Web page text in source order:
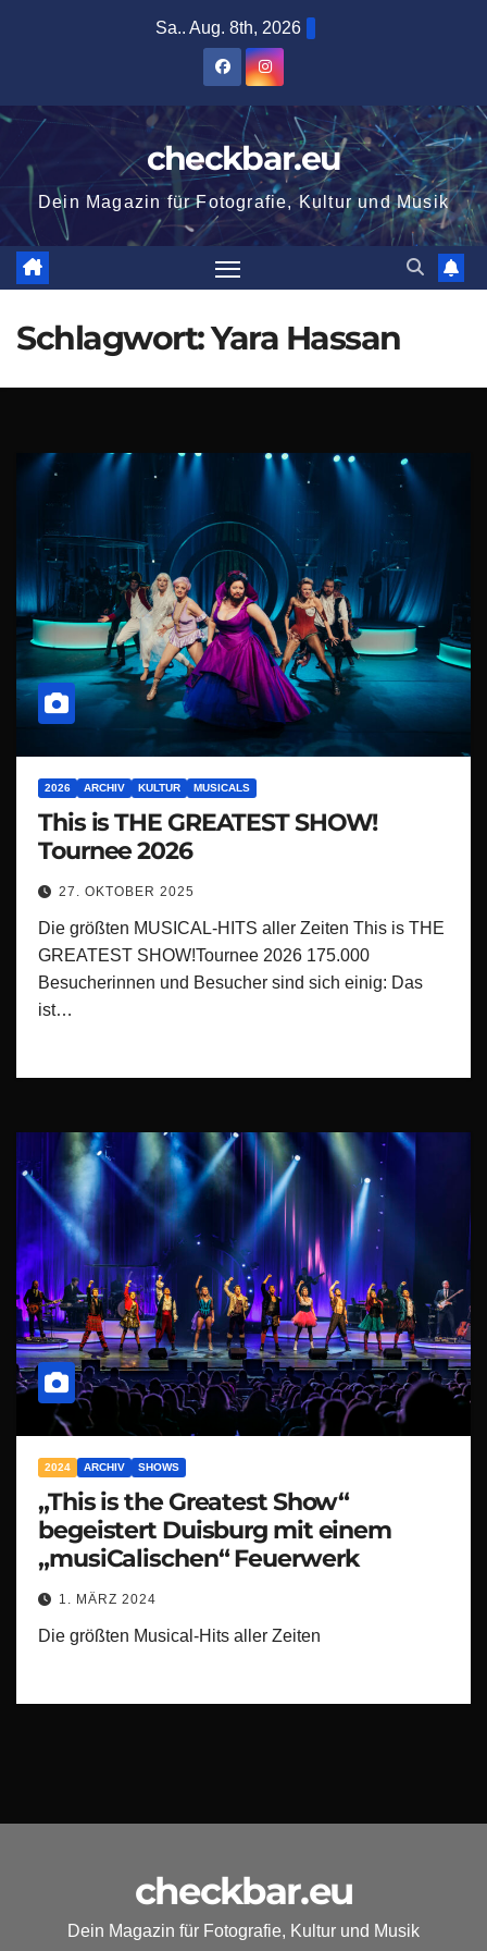
Sa.. Aug. 8th, 2026
checkbar.eu
Dein Magazin für Fotografie, Kultur und Musik
Schlagwort:Yara Hassan
2026 ARCHIV KULTUR MUSICALS
This is THE GREATEST SHOW!
Tournee 2026
27. OKTOBER 2025
Die größten MUSICAL-HITS aller Zeiten This is THE
GREATEST SHOW!Tournee 2026 175.000
Besucherinnen und Besucher sind sich einig: Das
ist…
2024 ARCHIV SHOWS
„This is the Greatest Show“
begeistert Duisburg mit einem
„musiCalischen“ Feuerwerk
1. MÄRZ 2024
Die größten Musical-Hits aller Zeiten
checkbar.eu
Dein Magazin für Fotografie, Kultur und Musik